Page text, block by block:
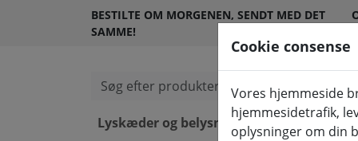
BESTILTE OM MORGENEN, SENDT MED DET
SAMME!
Søg efter produkter
Lyskæder og belysning LED-lys
Cookie consense
Vores hjemmeside
hjemmesidetrafik,
oplysninger om din